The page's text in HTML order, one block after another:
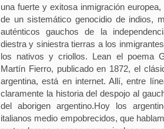
una fuerte y exitosa inmigración
de un sistemático genocidio de indios,
auténticos gauchos de la
diestra y siniestra tierras a los
los nativos y criollos. Lean el poema
Martín Fierro, publicado en 1872, el
argentina, está en internet. Allí, entre
claramente la historia del despojo al
del aborigen argentino.Hoy los
italianos medio empobrecidos, que